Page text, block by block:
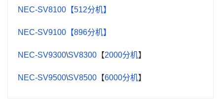
NEC-SV8100【512分机】
NEC-SV9100【896分机】
NEC-SV9300\SV8300 【2000分机】
NEC-SV9500\SV8500 【6000分机】